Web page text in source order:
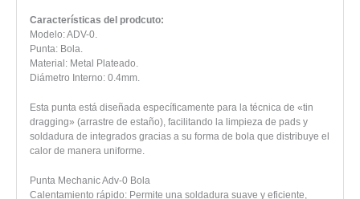
Características del prodcuto:
Modelo: ADV-0.
Punta: Bola.
Material: Metal Plateado.
Diámetro Interno: 0.4mm.
Esta punta está diseñada específicamente para la técnica de «tin
dragging» (arrastre de estaño), facilitando la limpieza de pads y
soldadura de integrados gracias a su forma de bola que distribuye el
calor de manera uniforme.
Punta Mechanic Adv-0 Bola
Calentamiento rápido: Permite una soldadura suave y eficiente,